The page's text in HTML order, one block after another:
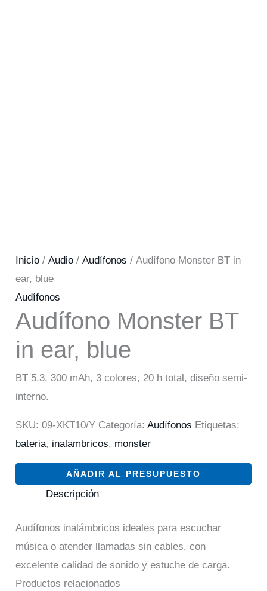
Inicio /Audio /Audífonos / Audífono Monster BT in
ear, blue
Audífonos
Audífono Monster BT
in ear, blue
BT 5.3, 300 mAh, 3 colores, 20 h total, diseño semi-
interno.
SKU:09-XKT10/Y Categoría:Audífonos Etiquetas:
bateria, inalambricos, monster
AÑADIR AL PRESUPUESTO
Descripción
Audífonos inalámbricos ideales para escuchar
música o atender llamadas sin cables, con
excelente calidad de sonido y estuche de carga.
Productos relacionados